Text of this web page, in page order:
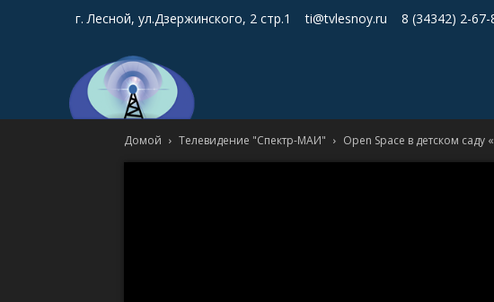
г. Лесной, ул.Дзержинского, 2 стр.1 ti@tvlesnoy.ru 8 (34342) 2-
Домой Телевидение "Спектр-МАИ" Open Space в детском